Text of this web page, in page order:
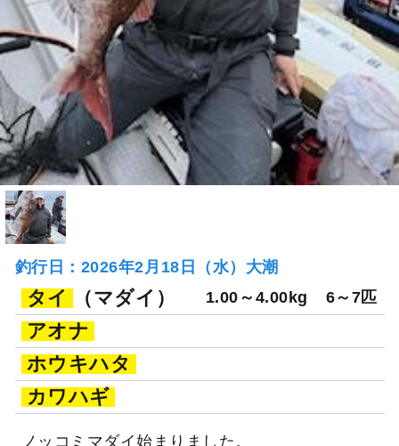
釣行日：2026年2月18日（水）大潮
タイ （マダイ） 1.00～4.00kg 6～7匹
アオナ
ホウキハタ
カワハギ
ノッコミマダイ始まりました。